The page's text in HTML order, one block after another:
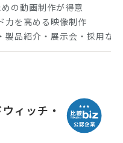
の動画制作が得意
力を高める映像制作
製品紹介・展示会・採用な
ィッチ・